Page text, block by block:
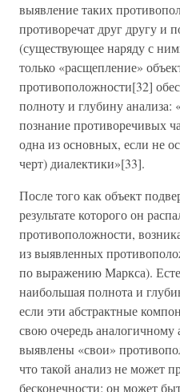
выявление таких
противоречат друг другу и
(существующее наряду с
только «расщепление»
противоположности[32]
полноту и глубину анализа:
познание противоречивых
одна из основных, если не
черт) диалектики»[33].
После того как объект
результате которого он
противоположности,
из выявленных
по выражению Маркса).
наибольшая полнота и
если эти абстрактные
свою очередь аналогичному
выявлены «свои»
что такой анализ не может
бесконечности; он может